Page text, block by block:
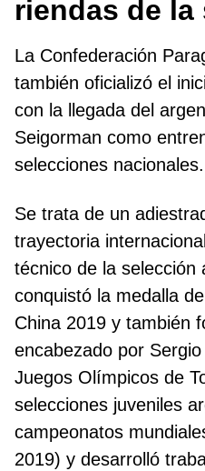
riendas de la
La Confederación
también oficializó el
con la llegada del
Seigorman como
selecciones nacionales.
Se trata de un
trayectoria
técnico de la selección
conquistó la medalla
China 2019 y también
encabezado por
Juegos Olímpicos de
selecciones juveniles
campeonatos
2019) y desarrolló